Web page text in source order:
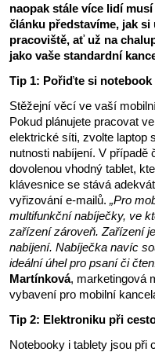
naopak stále více lidí
článku představíme, jak
pracoviště, ať už na
jako vaše standardní
Tip 1: Pořiďte si
Stěžejní věcí ve vaší
Pokud plánujete pracovat
elektrické síti, zvolte laptop
nutnosti nabíjení. V případě
dovolenou vhodný tablet,
klávesnice se stává
vyřizování e-mailů. „Pro
multifunkční nabíječky, ve
zařízení zároveň. Zařízení
nabíjení. Nabíječka navíc
ideální úhel pro psaní či
Martínková, marketingová
vybavení pro mobilní
Tip 2: Elektroniku při
Notebooky i tablety jsou